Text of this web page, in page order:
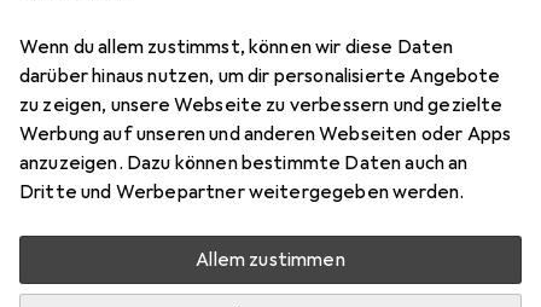
Wenn du allem zustimmst, können wir diese Daten
darüber hinaus nutzen, um dir personalisierte Angebote
zu zeigen, unsere Webseite zu verbessern und gezielte
Werbung auf unseren und anderen Webseiten oder Apps
anzuzeigen. Dazu können bestimmte Daten auch an
Dritte und Werbepartner weitergegeben werden.
Allem zustimmen
Preis in EUR inkl. MwSt.
49
Bewertungen Marke
Mehr von Black Diamond
Testberichte
1 Test